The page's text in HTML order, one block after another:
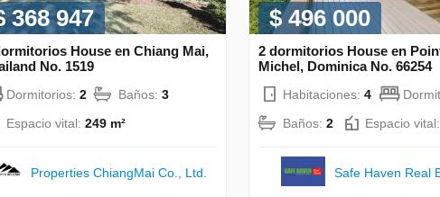
368 947
House en Chiang Mai,
No. 1519
Dormitorios: 2 Baños: 3
Espacio vital: 249 m²
Properties ChiangMai Co., Ltd.
$ 496 000
2 dormitorios House en
Michel, Dominica No. 66254
Habitaciones: 4
Baños: 2 Espacio
Safe Haven Real